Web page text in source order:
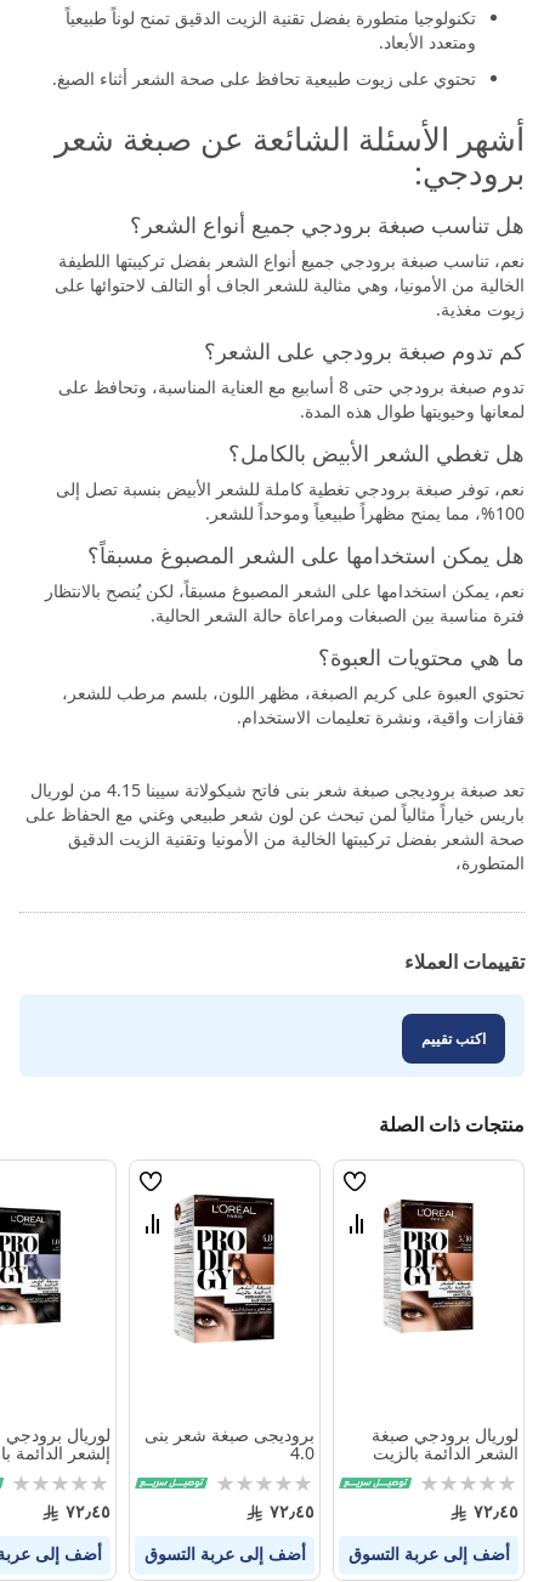
تكنولوجيا متطورة بفضل تقنية الزيت الدقيق تمنح لوناً طبيعياً
ومتعدد الأبعاد.
تحتوي على زيوت طبيعية تحافظ على صحة الشعر أثناء الصبغ.
أشهر الأسئلة الشائعة عن صبغة شعر
برودجي:
هل تناسب صبغة برودجي جميع أنواع الشعر؟
نعم، تناسب صبغة برودجي جميع أنواع الشعر بفضل تركيبتها اللطيفة
الخالية من الأمونيا، وهي مثالية للشعر الجاف أو التالف لاحتوائها على
زيوت مغذية.
كم تدوم صبغة برودجي على الشعر؟
تدوم صبغة برودجي حتى 8 أسابيع مع العناية المناسبة، وتحافظ على
لمعانها وحيويتها طوال هذه المدة.
هل تغطي الشعر الأبيض بالكامل؟
نعم، توفر صبغة برودجي تغطية كاملة للشعر الأبيض بنسبة تصل إلى
100%، مما يمنح مظهراً طبيعياً وموحداً للشعر.
هل يمكن استخدامها على الشعر المصبوغ مسبقاً؟
نعم، يمكن استخدامها على الشعر المصبوغ مسبقاً، لكن يُنصح بالانتظار
فترة مناسبة بين الصبغات ومراعاة حالة الشعر الحالية.
ما هي محتويات العبوة؟
تحتوي العبوة على كريم الصبغة، مظهر اللون، بلسم مرطب للشعر،
قفازات واقية، ونشرة تعليمات الاستخدام.
تعد صبغة بروديجى صبغة شعر بنى فاتح شيكولاتة سيينا 4.15 من لوريال
باريس خياراً مثالياً لمن تبحث عن لون شعر طبيعي وغني مع الحفاظ على
صحة الشعر بفضل تركيبتها الخالية من الأمونيا وتقنية الزيت الدقيق
المتطورة،
تقييمات العملاء
اكتب تقييم
منتجات ذات الصلة
قائمة
قارن
لوريال برودجي صبغة
الشعر الدائمة بالزيت
Rating:
0%
٧٢٫٤٥
أضف إلى عربة التسوق
قائمة
قارن
بروديجى صبغة شعر بنى
4.0
Rating:
0%
٧٢٫٤٥
أضف إلى عربة التسوق
لوريال
أسود
Rating:
0%
٧٢٫٤٥
أضف إلى